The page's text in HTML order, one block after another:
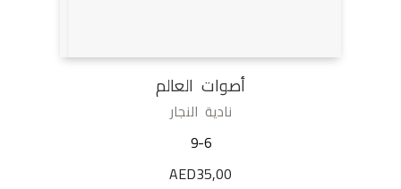
أصوات العالم
نادية النجار
9-6
AED35,00